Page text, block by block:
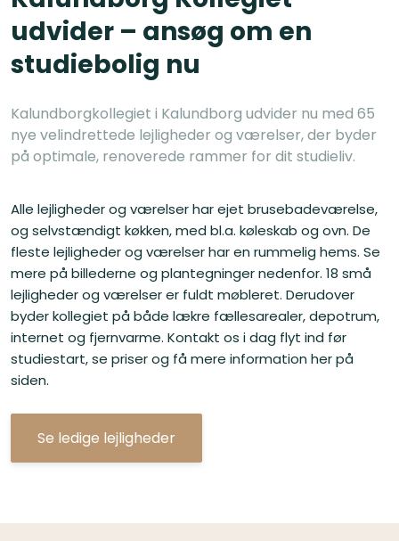
udvider – ansøg om en
studiebolig nu
Kalundborgkollegiet i Kalundborg udvider nu med 65
nye velindrettede lejligheder og værelser, der byder
på optimale, renoverede rammer for dit studieliv.
Alle lejligheder og værelser har ejet brusebadeværelse,
og selvstændigt køkken, med bl.a. køleskab og ovn. De
fleste lejligheder og værelser har en rummelig hems. Se
mere på billederne og plantegninger nedenfor. 18 små
lejligheder og værelser er fuldt møbleret. Derudover
byder kollegiet på både lækre fællesarealer, depotrum,
internet og fjernvarme. Kontakt os i dag flyt ind før
studiestart, se priser og få mere information her på
siden.
Se ledige lejligheder